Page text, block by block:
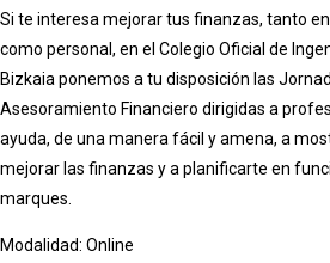
Si te interesa mejorar tus finanzas, tanto
como personal, en el Colegio Oficial de
Bizkaia ponemos a tu disposición las
Asesoramiento Financiero dirigidas a
ayuda, de una manera fácil y amena, a
mejorar las finanzas y a planificarte en
marques.
Modalidad: Online